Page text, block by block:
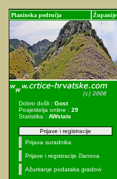
Planinska područja Županije
Dobro došli : Gost
Posjetitelja online : 29
Statistika : AWstats
Prijave i registracije
Prijava suradnika
Prijave i registracije članova
Ažuriranje podataka gradovi